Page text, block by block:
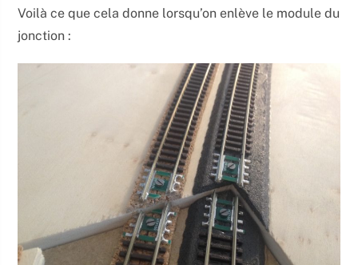
Voilà ce que cela donne lorsqu’on enlève le module du
jonction :